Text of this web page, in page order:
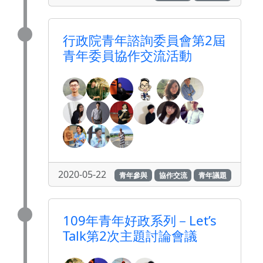
行政院青年諮詢委員會第2屆
青年委員協作交流活動
2020-05-22 青年參與 協作交流 青年議題
109年青年好政系列－Let’s
Talk第2次主題討論會議